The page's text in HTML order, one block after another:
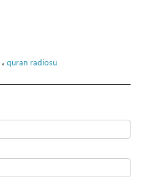
، quran radiosu